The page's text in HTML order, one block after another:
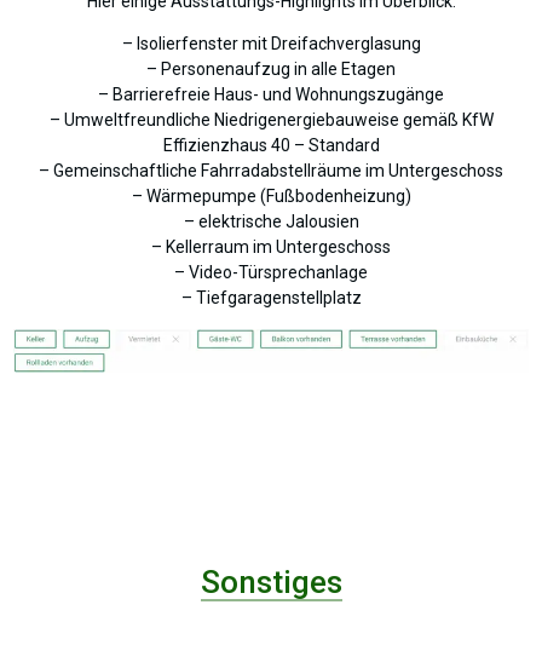
– Isolierfenster mit Dreifachverglasung
– Personenaufzug in alle Etagen
– Barrierefreie Haus- und Wohnungszugänge
– Umweltfreundliche Niedrigenergiebauweise gemäß KfW
Effizienzhaus 40 – Standard
– Gemeinschaftliche Fahrradabstellräume im Untergeschoss
– Wärmepumpe (Fußbodenheizung)
– elektrische Jalousien
– Kellerraum im Untergeschoss
– Video-Türsprechanlage
– Tiefgaragenstellplatz
Sonstiges